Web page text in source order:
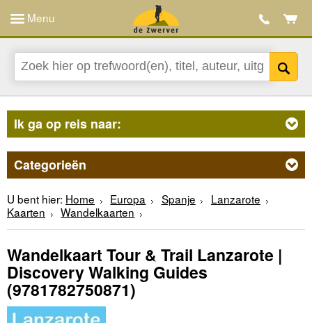
Menu
Ik ga op reis naar:
Categorieën
U bent hier: Home Europa Spanje
Lanzarote
Kaarten
Wandelkaarten
Wandelkaart Tour & Trail Lanzarote |
Discovery Walking Guides
(9781782750871)